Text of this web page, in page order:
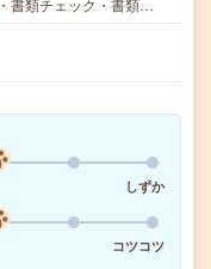
書類チェック・書類…
しずか
コツコツ